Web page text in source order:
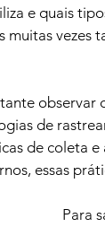
e quais
muitas vezes
observar
de
de coleta e
essas
Para